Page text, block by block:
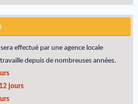
effectué par une agence locale
depuis de nombreuses années.
jours